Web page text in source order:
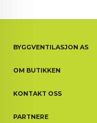
BYGGVENTILASJON AS
OM BUTIKKEN
KONTAKT OSS
PARTNERE